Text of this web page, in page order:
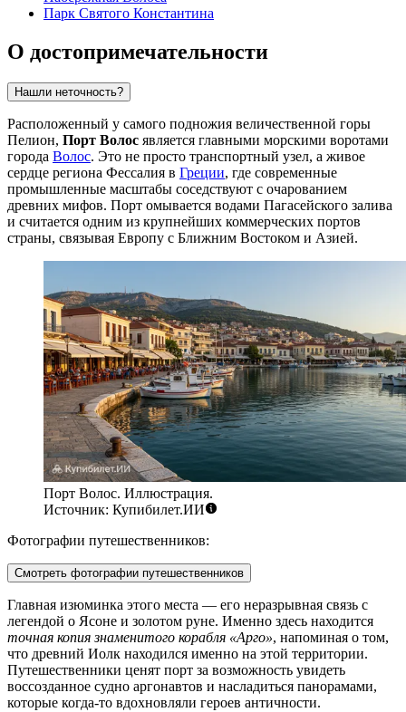
Парк Святого Константина
О достопримечательности
Нашли неточность?
Расположенный у самого подножия величественной горы
Пелион, Порт Волос является главными морскими воротами
города Волос. Это не просто транспортный узел, а живое
сердце региона Фессалия в Греции, где современные
промышленные масштабы соседствуют с очарованием
древних мифов. Порт омывается водами Пагасейского залива
и считается одним из крупнейших коммерческих портов
страны, связывая Европу с Ближним Востоком и Азией.
Порт Волос. Иллюстрация.
Источник: Купибилет.ИИ
Фотографии путешественников:
Смотреть фотографии путешественников
Главная изюминка этого места — его неразрывная связь с
легендой о Ясоне и золотом руне. Именно здесь находится
точная копия знаменитого корабля «Арго», напоминая о том,
что древний Иолк находился именно на этой территории.
Путешественники ценят порт за возможность увидеть
воссозданное судно аргонавтов и насладиться панорамами,
которые когда-то вдохновляли героев античности.